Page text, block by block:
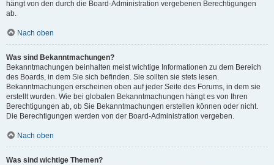
hängt von den durch die Board-Administration vergebenen Berechtigungen
ab.
Nach oben
Was sind Bekanntmachungen?
Bekanntmachungen beinhalten meist wichtige Informationen zu dem Bereich
des Boards, in dem Sie sich befinden. Sie sollten sie stets lesen.
Bekanntmachungen erscheinen oben auf jeder Seite des Forums, in dem sie
erstellt wurden. Wie bei globalen Bekanntmachungen hängt es von Ihren
Berechtigungen ab, ob Sie Bekanntmachungen erstellen können oder nicht.
Die Berechtigungen werden von der Board-Administration vergeben.
Nach oben
Was sind wichtige Themen?